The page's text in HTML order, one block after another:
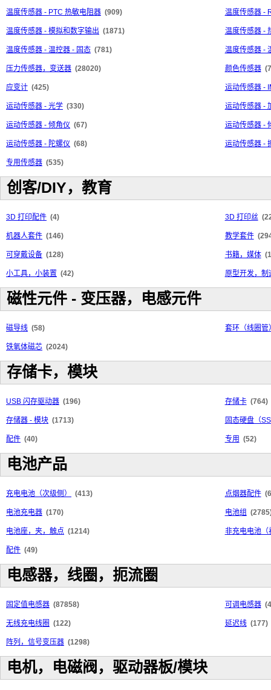
温度传感器 - PTC 热敏电阻器 (909) 温度传感器 -
温度传感器 - 模拟和数字输出 (1871) 温度传感器 -
温度传感器 - 温控器 - 固态 (781) 温度传感器 -
压力传感器，变送器 (28020) 颜色传感器
应变计 (425) 运动传感器 -
运动传感器 - 光学 (330) 运动传感器 -
运动传感器 - 倾角仪 (67) 运动传感器 -
运动传感器 - 陀螺仪 (68) 运动传感器 -
专用传感器 (535)
创客/DIY，教育
3D 打印配件 (4) 3D 打印丝
机器人套件 (146) 教学套件
可穿戴设备 (128) 书籍，媒体
小工具，小装置 (42) 原型开发，制
磁性元件 - 变压器，电感元件
磁导线 (58) 套环（线圈管
铁氧体磁芯 (2024)
存储卡，模块
USB 闪存驱动器 (196) 存储卡 (764)
存储器 - 模块 (1713) 固态硬盘（
配件 (40) 专用 (52)
电池产品
充电电池（次级侧） (413) 点烟器配件
电池充电器 (170) 电池组
电池座，夹，触点 (1214) 非充电电池（
配件 (49)
电感器，线圈，扼流圈
固定值电感器 (87858) 可调电感器
无线充电线圈 (122) 延迟线 (177)
阵列，信号变压器 (1298)
电机，电磁阀，驱动器板/模块